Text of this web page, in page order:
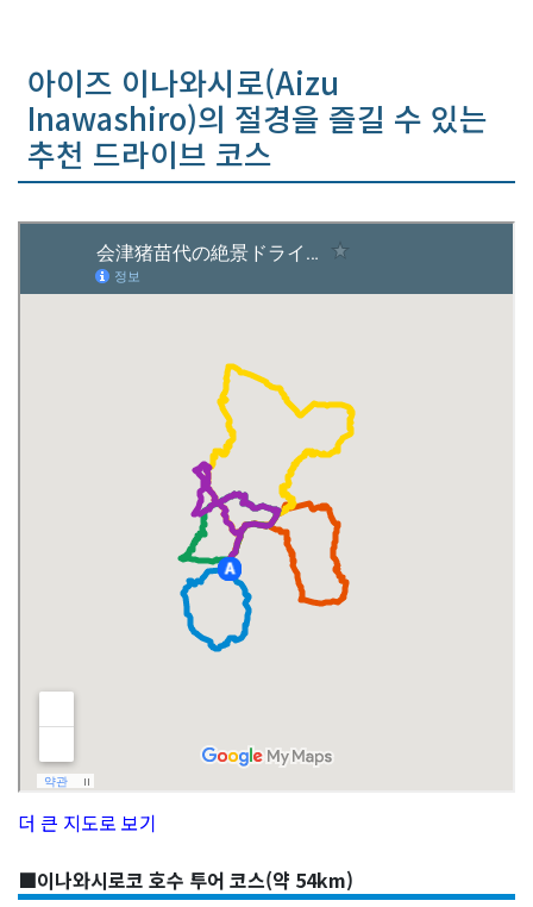
아이즈 이나와시로(Aizu
Inawashiro)의 절경을 즐길 수 있는
추천 드라이브 코스
더 큰 지도로 보기
■이나와시로코 호수 투어 코스(약 54km)